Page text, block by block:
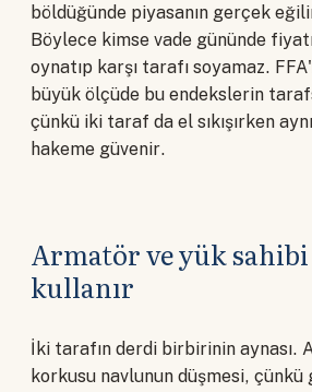
böldüğünde piyasanın gerçek
Böylece kimse vade gününde
oynatıp karşı tarafı soyamaz.
büyük ölçüde bu endekslerin
çünkü iki taraf da el sıkışırken
hakeme güvenir.
Armatör ve yük
kullanır
İki tarafın derdi birbirinin aynası.
korkusu navlunun düşmesi, çünkü